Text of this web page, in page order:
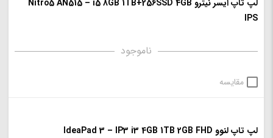
لپ تاپ ایسر نیترو Nitro5 AN515 – i5 8GB 1TB+256SSD 4GB
IPS
ناموجود
مقایسه
لپ تاپ لنوو IdeaPad 3 – IP3 i3 4GB 1TB 2GB FHD